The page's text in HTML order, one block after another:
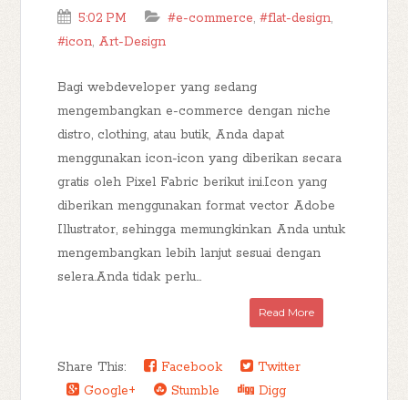
5:02 PM #e-commerce,#flat-design,
#icon, Art-Design
Bagi webdeveloper yang sedang
mengembangkan e-commerce dengan niche
distro, clothing, atau butik, Anda dapat
menggunakan icon-icon yang diberikan secara
gratis oleh Pixel Fabric berikut ini.Icon yang
diberikan menggunakan format vector Adobe
Illustrator, sehingga memungkinkan Anda untuk
mengembangkan lebih lanjut sesuai dengan
selera.Anda tidak perlu...
Read More
Share This: Facebook
Twitter
Google+
Stumble Digg